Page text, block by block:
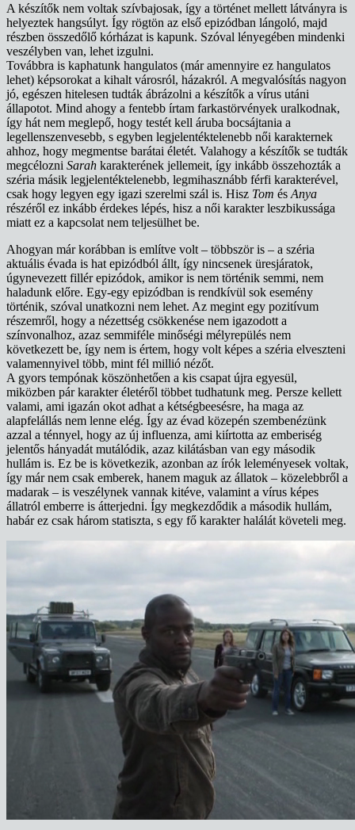
A készítők nem voltak szívbajosak, így a történet mellett látványra is
helyeztek hangsúlyt. Így rögtön az első epizódban lángoló, majd
részben összedőlő kórházat is kapunk. Szóval lényegében mindenki
veszélyben van, lehet izgulni.
Továbbra is kaphatunk hangulatos (már amennyire ez hangulatos
lehet) képsorokat a kihalt városról, házakról. A megvalósítás nagyon
jó, egészen hitelesen tudták ábrázolni a készítők a vírus utáni
állapotot. Mind ahogy a fentebb írtam farkastörvények uralkodnak,
így hát nem meglepő, hogy testét kell áruba bocsájtania a
legellenszenvesebb, s egyben legjelentéktelenebb női karakternek
ahhoz, hogy megmentse barátai életét. Valahogy a készítők se tudták
megcélozni Sarah karakterének jellemeit, így inkább összehozták a
széria másik legjelentéktelenebb, legmihasznább férfi karakterével,
csak hogy legyen egy igazi szerelmi szál is. Hisz Tom és Anya
részéről ez inkább érdekes lépés, hisz a női karakter leszbikussága
miatt ez a kapcsolat nem teljesülhet be.
Ahogyan már korábban is említve volt – többször is – a széria
aktuális évada is hat epizódból állt, így nincsenek üresjáratok,
úgynevezett fillér epizódok, amikor is nem történik semmi, nem
haladunk előre. Egy-egy epizódban is rendkívül sok esemény
történik, szóval unatkozni nem lehet. Az megint egy pozitívum
részemről, hogy a nézettség csökkenése nem igazodott a
színvonalhoz, azaz semmiféle minőségi mélyrepülés nem
következett be, így nem is értem, hogy volt képes a széria elveszteni
valamennyivel több, mint fél millió nézőt.
A gyors tempónak köszönhetően a kis csapat újra egyesül,
miközben pár karakter életéről többet tudhatunk meg. Persze kellett
valami, ami igazán okot adhat a kétségbeesésre, ha maga az
alapfelállás nem lenne elég. Így az évad közepén szembenézünk
azzal a ténnyel, hogy az új influenza, ami kiírtotta az emberiség
jelentős hányadát mutálódik, azaz kilátásban van egy második
hullám is. Ez be is következik, azonban az írók leleményesek voltak,
így már nem csak emberek, hanem maguk az állatok – közelebbről a
madarak – is veszélynek vannak kitéve, valamint a vírus képes
állatról emberre is átterjedni. Így megkezdődik a második hullám,
habár ez csak három statiszta, s egy fő karakter halálát követeli meg.